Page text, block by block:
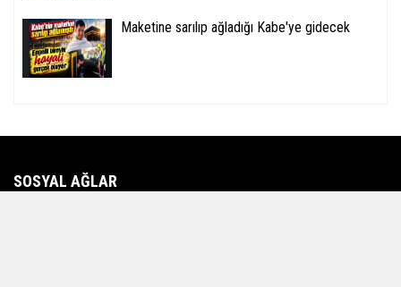
Maketine sarılıp ağladığı Kabe'ye gidecek
SOSYAL AĞLAR